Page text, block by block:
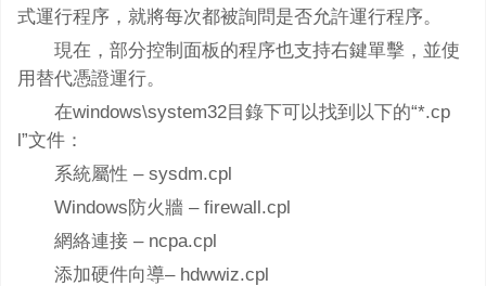
式運行程序，就將每次都被詢問是否允許運行程序。
現在，部分控制面板的程序也支持右鍵單擊，並使
用替代憑證運行。
在windows\system32目錄下可以找到以下的“*.cp
l”文件：
系統屬性 – sysdm.cpl
Windows防火牆 – firewall.cpl
網絡連接 – ncpa.cpl
添加硬件向導– hdwwiz.cpl